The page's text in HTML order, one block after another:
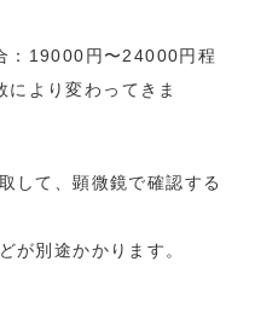
：19000円〜24000円程
により変わってきま
して、顕微鏡で確認する
が別途かかります。